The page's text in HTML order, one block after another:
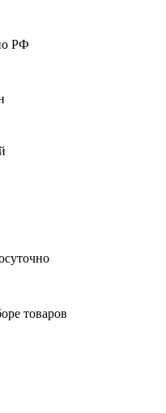
РФ
товаров